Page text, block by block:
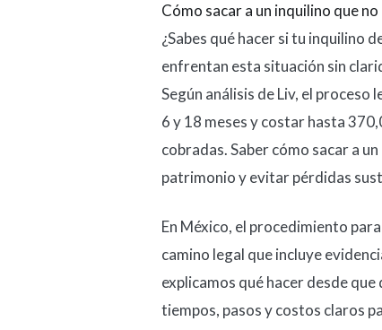
Cómo sacar a un inquilino que
¿Sabes qué hacer si tu inquilino
enfrentan esta situación sin
Según análisis de Liv, el
6 y 18 meses y costar hasta
cobradas. Saber cómo sacar a
patrimonio y evitar pérdidas
En México, el procedimiento
camino legal que incluye
explicamos qué hacer desde
tiempos, pasos y costos claros